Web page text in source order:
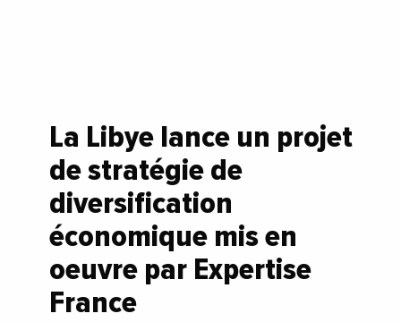
La Libye lance un projet
de stratégie de
diversification
économique mis en
oeuvre par Expertise
France